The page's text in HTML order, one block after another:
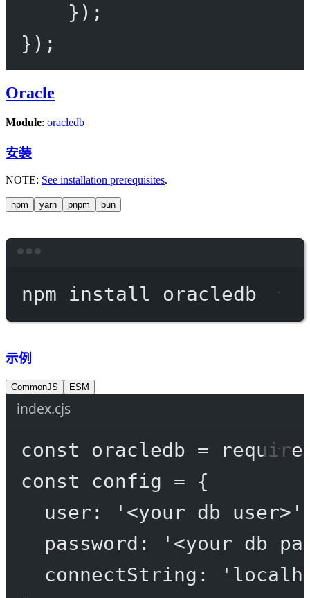
});
});
Oracle
Module: oracledb
安装
NOTE: See installation prerequisites.
npm yarn pnpm bun
npm install oracledb
示例
CommonJS ESM
index.cjs
const oracledb = require
const
config = {
user:
'<your db user>'
password:
'<your db
connectString: